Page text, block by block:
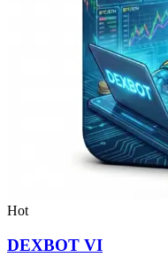
Hot
DEXBOT VI